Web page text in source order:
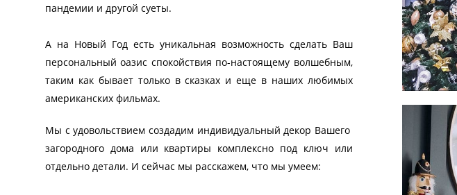
пандемии и другой суеты.
А на Новый Год есть уникальная возможность сделать Ваш
персональный оазис спокойствия по-настоящему волшебным,
таким как бывает только в сказках и еще в наших любимых
американских фильмах.
Мы с удовольствием создадим индивидуальный декор Вашего
загородного дома или квартиры комплексно под ключ или
отдельно детали. И сейчас мы расскажем, что мы умеем: